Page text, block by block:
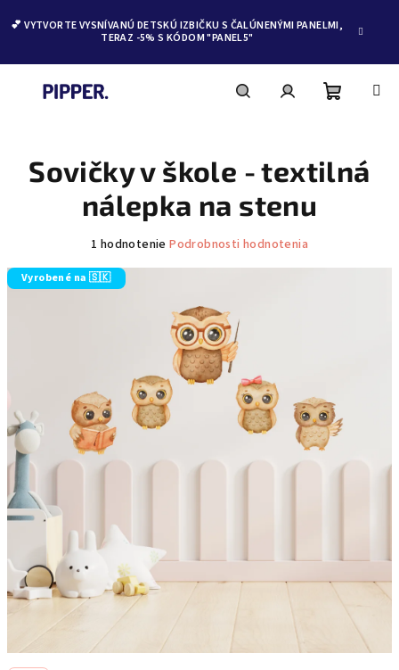
obsah
💕 VYTVORTE VYSNÍVANÚ DETSKÚ IZBIČKU S ČALÚNENÝMI PANELMI,
TERAZ -5% S KÓDOM "PANEL5"
košík
Sovičky v škole - textilná
nálepka na stenu
produktu
1 hodnotenie Podrobnosti hodnotenia
Vyrobené na 🇸🇰